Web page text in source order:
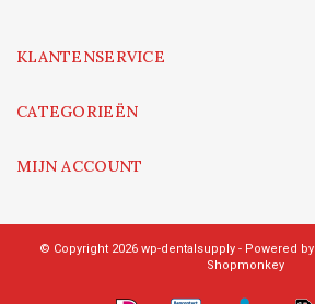
KLANTENSERVICE
CATEGORIEËN
MIJN ACCOUNT
© Copyright 2026 wp-dentalsupply - Powered by
Shopmonkey